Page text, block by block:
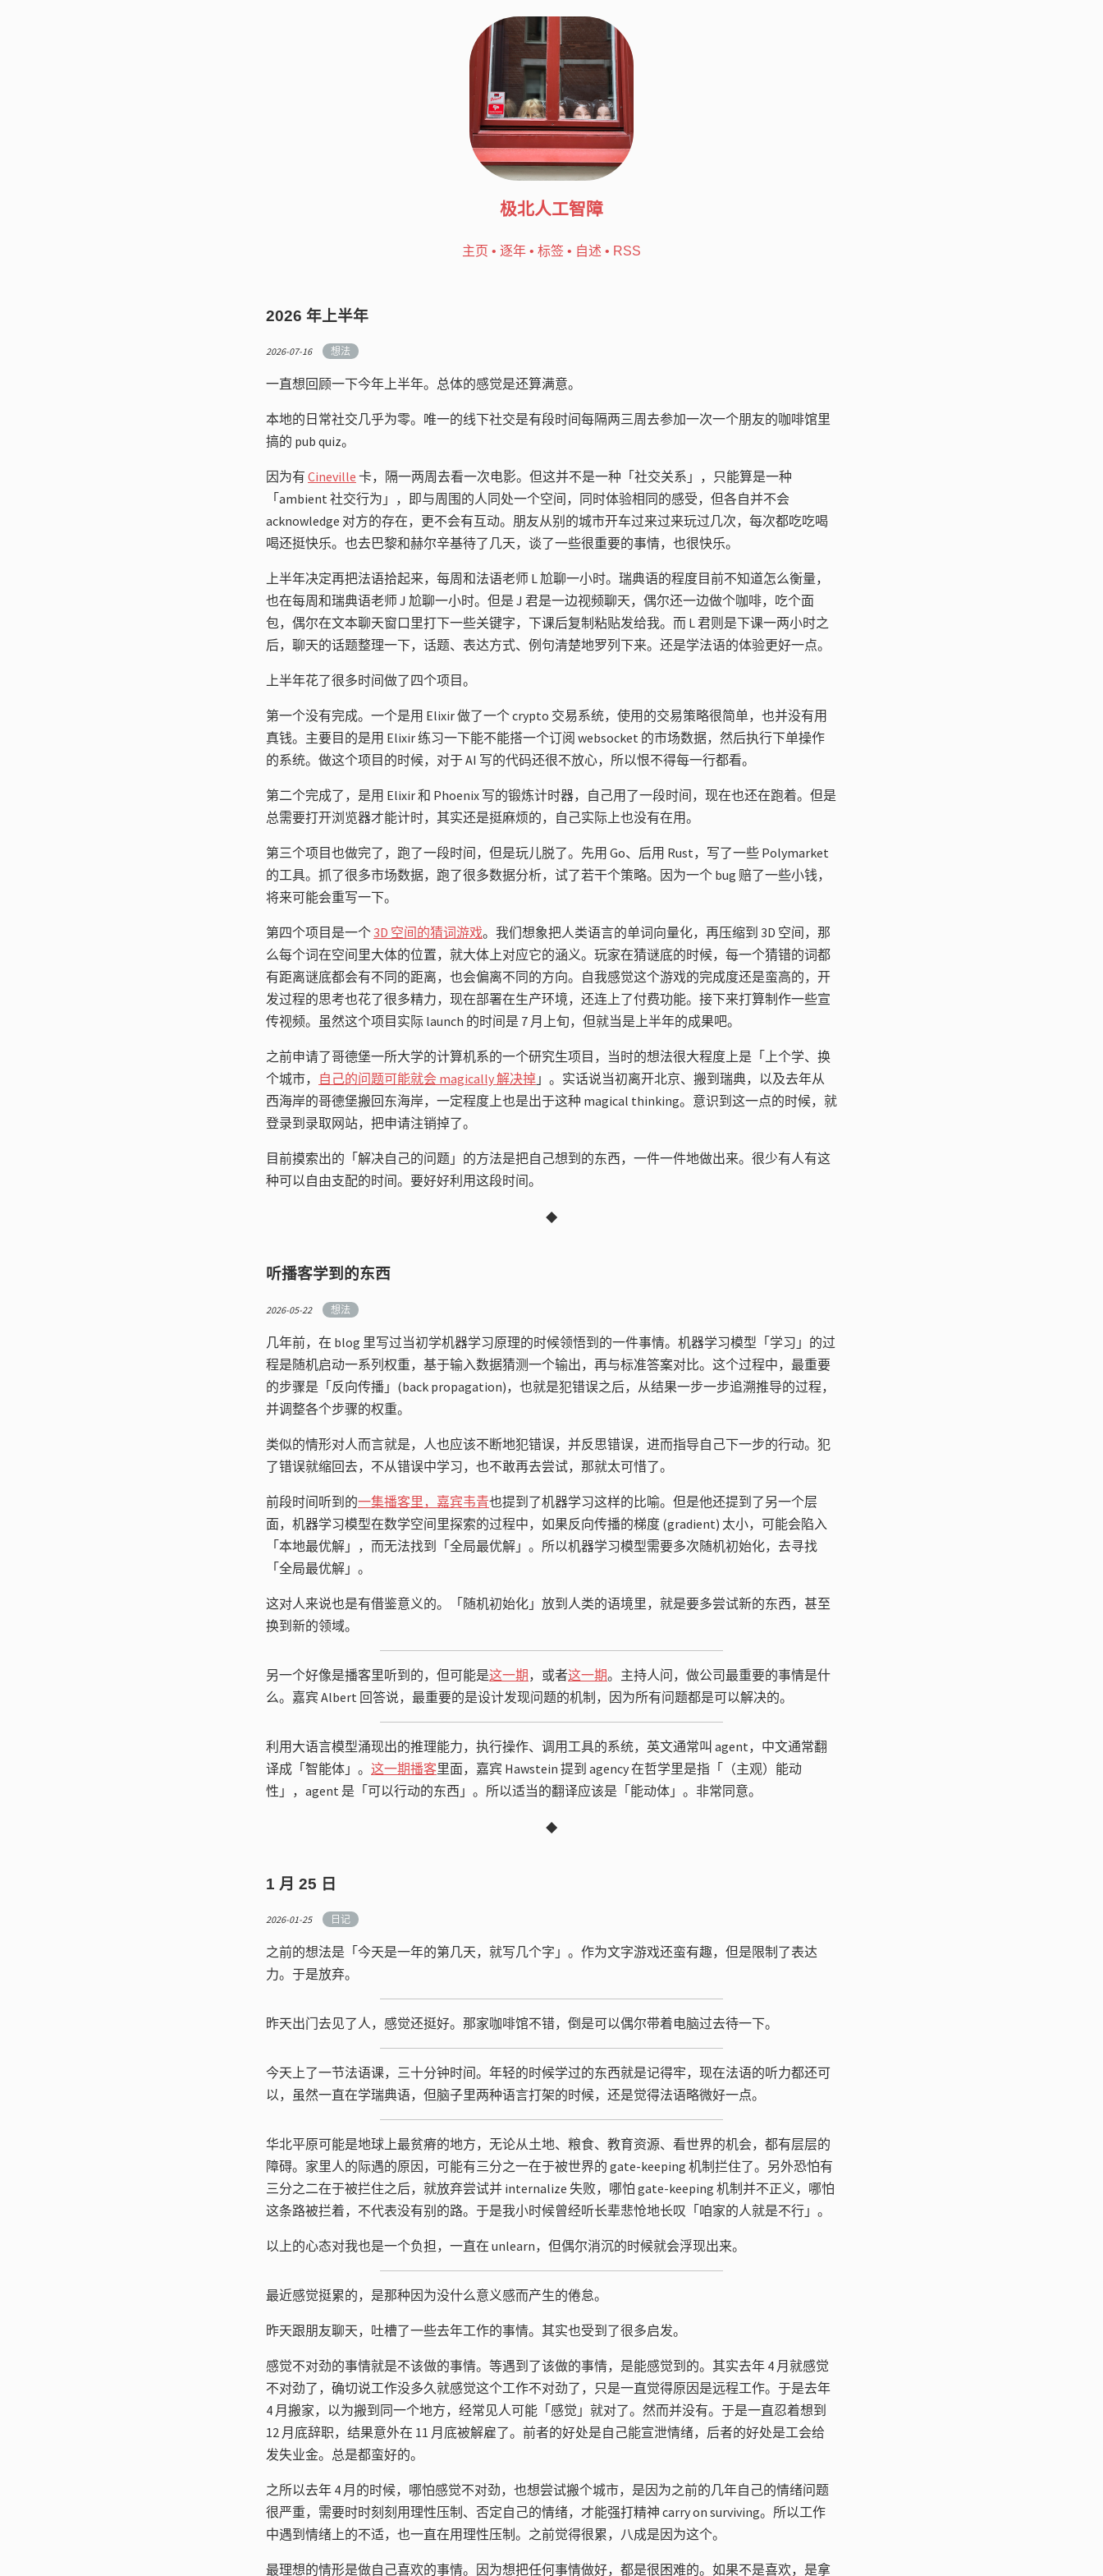
极北人工智障
主页 • 逐年 • 标签 • 自述 • RSS
2026 年上半年
2026-07-16 想法
一直想回顾一下今年上半年。总体的感觉是还算满意。
本地的日常社交几乎为零。唯一的线下社交是有段时间每隔两三周去参加一次一个朋友的咖啡馆里
搞的 pub quiz。
因为有 Cineville 卡，隔一两周去看一次电影。但这并不是一种「社交关系」，只能算是一种
「ambient 社交行为」，即与周围的人同处一个空间，同时体验相同的感受，但各自并不会
acknowledge 对方的存在，更不会有互动。朋友从别的城市开车过来过来玩过几次，每次都吃吃喝
喝还挺快乐。也去巴黎和赫尔辛基待了几天，谈了一些很重要的事情，也很快乐。
上半年决定再把法语拾起来，每周和法语老师 L 尬聊一小时。瑞典语的程度目前不知道怎么衡量，
也在每周和瑞典语老师 J 尬聊一小时。但是 J 君是一边视频聊天，偶尔还一边做个咖啡，吃个面
包，偶尔在文本聊天窗口里打下一些关键字，下课后复制粘贴发给我。而 L 君则是下课一两小时之
后，聊天的话题整理一下，话题、表达方式、例句清楚地罗列下来。还是学法语的体验更好一点。
上半年花了很多时间做了四个项目。
第一个没有完成。一个是用 Elixir 做了一个 crypto 交易系统，使用的交易策略很简单，也并没有用
真钱。主要目的是用 Elixir 练习一下能不能搭一个订阅 websocket 的市场数据，然后执行下单操作
的系统。做这个项目的时候，对于 AI 写的代码还很不放心，所以恨不得每一行都看。
第二个完成了，是用 Elixir 和 Phoenix 写的锻炼计时器，自己用了一段时间，现在也还在跑着。但是
总需要打开浏览器才能计时，其实还是挺麻烦的，自己实际上也没有在用。
第三个项目也做完了，跑了一段时间，但是玩儿脱了。先用 Go、后用 Rust，写了一些 Polymarket
的工具。抓了很多市场数据，跑了很多数据分析，试了若干个策略。因为一个 bug 赔了一些小钱，
将来可能会重写一下。
第四个项目是一个3D 空间的猜词游戏。我们想象把人类语言的单词向量化，再压缩到 3D 空间，那
么每个词在空间里大体的位置，就大体上对应它的涵义。玩家在猜谜底的时候，每一个猜错的词都
有距离谜底都会有不同的距离，也会偏离不同的方向。自我感觉这个游戏的完成度还是蛮高的，开
发过程的思考也花了很多精力，现在部署在生产环境，还连上了付费功能。接下来打算制作一些宣
传视频。虽然这个项目实际 launch 的时间是 7 月上旬，但就当是上半年的成果吧。
之前申请了哥德堡一所大学的计算机系的一个研究生项目，当时的想法很大程度上是「上个学、换
个城市， 自己的问题可能就会 magically 解决掉 」。实话说当初离开北京、搬到瑞典，以及去年从
西海岸的哥德堡搬回东海岸，一定程度上也是出于这种 magical thinking。意识到这一点的时候，就
登录到录取网站，把申请注销掉了。
目前摸索出的「解决自己的问题」的方法是把自己想到的东西，一件一件地做出来。很少有人有这
种可以自由支配的时间。要好好利用这段时间。
◆
听播客学到的东西
2026-05-22 想法
几年前，在 blog 里写过当初学机器学习原理的时候领悟到的一件事情。机器学习模型「学习」的过
程是随机启动一系列权重，基于输入数据猜测一个输出，再与标准答案对比。这个过程中，最重要
的步骤是「反向传播」(back propagation)，也就是犯错误之后，从结果一步一步追溯推导的过程，
并调整各个步骤的权重。
类似的情形对人而言就是，人也应该不断地犯错误，并反思错误，进而指导自己下一步的行动。犯
了错误就缩回去，不从错误中学习，也不敢再去尝试，那就太可惜了。
前段时间听到的一集播客里，嘉宾韦青也提到了机器学习这样的比喻。但是他还提到了另一个层
面，机器学习模型在数学空间里探索的过程中，如果反向传播的梯度 (gradient) 太小，可能会陷入
「本地最优解」，而无法找到「全局最优解」。所以机器学习模型需要多次随机初始化，去寻找
「全局最优解」。
这对人来说也是有借鉴意义的。「随机初始化」放到人类的语境里，就是要多尝试新的东西，甚至
换到新的领域。
另一个好像是播客里听到的，但可能是这一期，或者这一期。主持人问，做公司最重要的事情是什
么。嘉宾 Albert 回答说，最重要的是设计发现问题的机制，因为所有问题都是可以解决的。
利用大语言模型涌现出的推理能力，执行操作、调用工具的系统，英文通常叫 agent，中文通常翻
译成「智能体」。 这一期播客里面，嘉宾 Hawstein 提到 agency 在哲学里是指「（主观）能动
性」，agent 是「可以行动的东西」。所以适当的翻译应该是「能动体」。非常同意。
◆
1 月 25 日
2026-01-25 日记
之前的想法是「今天是一年的第几天，就写几个字」。作为文字游戏还蛮有趣，但是限制了表达
力。于是放弃。
昨天出门去见了人，感觉还挺好。那家咖啡馆不错，倒是可以偶尔带着电脑过去待一下。
今天上了一节法语课，三十分钟时间。年轻的时候学过的东西就是记得牢，现在法语的听力都还可
以，虽然一直在学瑞典语，但脑子里两种语言打架的时候，还是觉得法语略微好一点。
华北平原可能是地球上最贫瘠的地方，无论从土地、粮食、教育资源、看世界的机会，都有层层的
障碍。家里人的际遇的原因，可能有三分之一在于被世界的 gate-keeping 机制拦住了。另外恐怕有
三分之二在于被拦住之后，就放弃尝试并 internalize 失败，哪怕 gate-keeping 机制并不正义，哪怕
这条路被拦着，不代表没有别的路。于是我小时候曾经听长辈悲怆地长叹「咱家的人就是不行」。
以上的心态对我也是一个负担，一直在 unlearn，但偶尔消沉的时候就会浮现出来。
最近感觉挺累的，是那种因为没什么意义感而产生的倦怠。
昨天跟朋友聊天，吐槽了一些去年工作的事情。其实也受到了很多启发。
感觉不对劲的事情就是不该做的事情。等遇到了该做的事情，是能感觉到的。其实去年 4 月就感觉
不对劲了，确切说工作没多久就感觉这个工作不对劲了，只是一直觉得原因是远程工作。于是去年
4 月搬家，以为搬到同一个地方，经常见人可能「感觉」就对了。然而并没有。于是一直忍着想到
12 月底辞职，结果意外在 11 月底被解雇了。前者的好处是自己能宣泄情绪，后者的好处是工会给
发失业金。总是都蛮好的。
之所以去年 4 月的时候，哪怕感觉不对劲，也想尝试搬个城市，是因为之前的几年自己的情绪问题
很严重，需要时时刻刻用理性压制、否定自己的情绪，才能强打精神 carry on surviving。所以工作
中遇到情绪上的不适，也一直在用理性压制。之前觉得很累，八成是因为这个。
最理想的情形是做自己喜欢的事情。因为想把任何事情做好，都是很困难的。如果不是喜欢，是拿